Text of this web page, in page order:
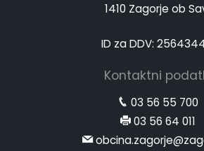
1410 Zagorje ob
ID za DDV:
Kontaktni
03 56 55 700
03 56 64 011